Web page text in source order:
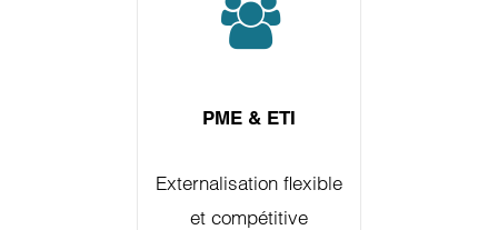
PME & ETI
Externalisation flexible
et compétitive